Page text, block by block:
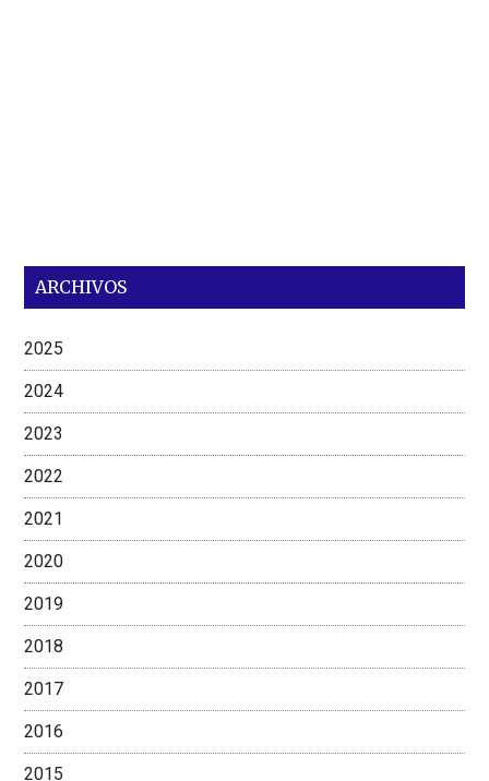
ARCHIVOS
2025
2024
2023
2022
2021
2020
2019
2018
2017
2016
2015